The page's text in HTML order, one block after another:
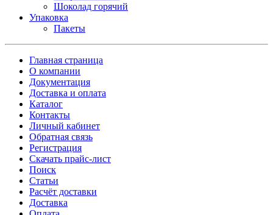
Шоколад горячий
Упаковка
Пакеты
Главная страница
О компании
Документация
Доставка и оплата
Каталог
Контакты
Личный кабинет
Обратная связь
Регистрация
Скачать прайс-лист
Поиск
Статьи
Расчёт доставки
Доставка